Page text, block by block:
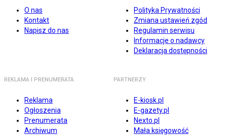
O nas
Kontakt
Napisz do nas
Polityka Prywatności
Zmiana ustawień zgód
Regulamin serwisu
Informacje o nadawcy
Deklaracja dostępności
REKLAMA I PRENUMERATA
Reklama
Ogłoszenia
Prenumerata
Archiwum
PARTNERZY
E-kiosk.pl
E-gazety.pl
Nexto.pl
Mała księgowość